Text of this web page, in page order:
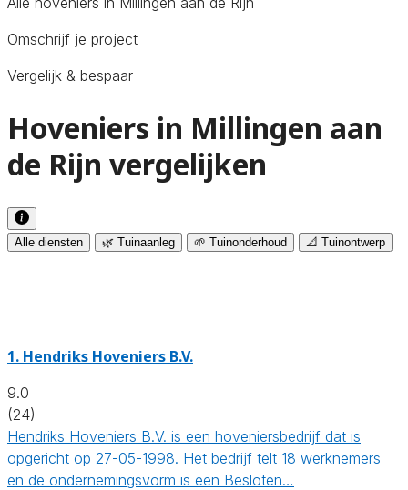
Omschrijf je project
Vergelijk & bespaar
Hoveniers in Millingen aan
de Rijn vergelijken
Alle diensten 🌿 Tuinaanleg 🌱 Tuinonderhoud 📐 Tuinontwerp
1. Hendriks Hoveniers B.V.
9.0
(24)
Hendriks Hoveniers B.V. is een hoveniersbedrijf dat is
opgericht op 27-05-1998. Het bedrijf telt 18 werknemers
en de ondernemingsvorm is een Besloten…